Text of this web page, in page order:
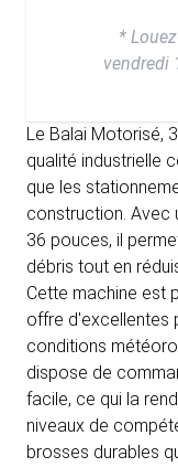
*
vendredi
Le Balai Motorisé,
qualité industrielle
que les
construction. Avec
36 pouces, il
débris tout en
Cette machine est
offre d'excellentes
conditions
dispose de
facile, ce qui la
niveaux de
brosses durables